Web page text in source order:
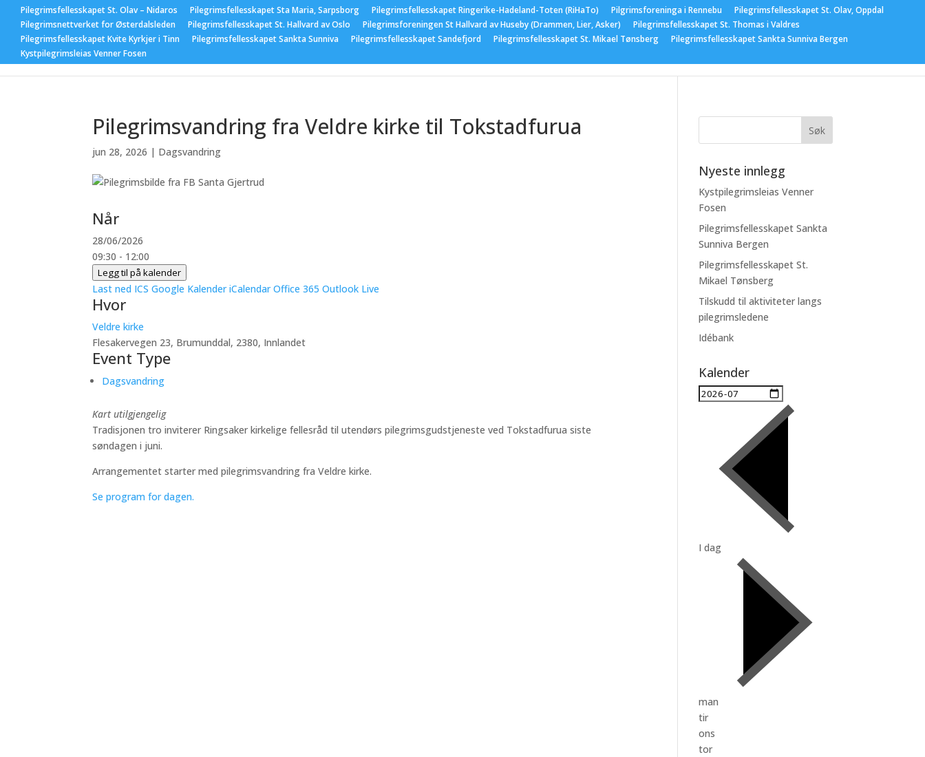
Pilegrimsfellesskapet St. Olav – Nidaros Pilegrimsfellesskapet Sta Maria, Sarpsborg Pilegrimsfellesskapet Ringerike-Hadeland-Toten (RiHaTo) Pilgrimsforeninga i Rennebu
Pilegrimsfellesskapet St. Olav, Oppdal
Pilegrimsnettverket for Østerdalsleden
Pilegrimsfellesskapet St. Hallvard av Oslo Pilegrimsforeningen St Hallvard av Huseby (Drammen, Lier, Asker)
Pilegrimsfellesskapet St. Thomas i Valdres
Pilegrimsfellesskapet Kvite Kyrkjer i Tinn
Pilegrimsfellesskapet Sankta Sunniva Pilegrimsfellesskapet Sandefjord Pilegrimsfellesskapet St. Mikael Tønsberg
Pilegrimsfellesskapet Sankta Sunniva Bergen
Kystpilegrimsleias Venner Fosen
Medlemskap Nyttige lenker Bildegalleri Arrangementer
Pilegrimsvandring fra Veldre kirke til Tokstadfurua
jun 28, 2026 | Dagsvandring
Når
28/06/2026
09:30 - 12:00
Legg til på kalender
Last ned ICS Google Kalender iCalendar Office 365 Outlook Live
Hvor
Veldre kirke
Flesakervegen 23, Brumunddal, 2380, Innlandet
Event Type
Dagsvandring
Kart utilgjengelig
Tradisjonen tro inviterer Ringsaker kirkelige fellesråd til utendørs pilegrimsgudstjeneste ved Tokstadfurua siste
søndagen i juni.
Arrangementet starter med pilegrimsvandring fra Veldre kirke.
Se program for dagen.
Nyeste innlegg
Kystpilegrimsleias Venner
Fosen
Pilegrimsfellesskapet Sankta
Sunniva Bergen
Pilegrimsfellesskapet St.
Mikael Tønsberg
Tilskudd til aktiviteter langs
pilegrimsledene
Idébank
Kalender
I dag
man
tir
ons
tor